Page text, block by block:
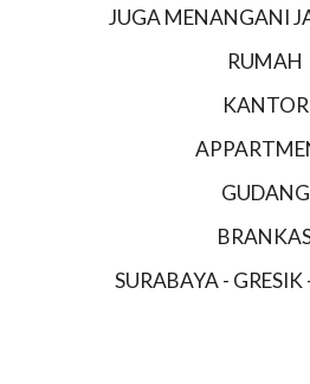
JUGA MENANGANI
RUMAH
KANTOR
GUDANG
SURABAYA - GRESIK